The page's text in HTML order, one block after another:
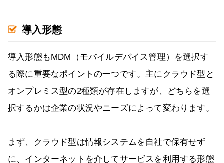
導入形態
導入形態もMDM（モバイルデバイス管理）を選択す
る際に重要なポイントの一つです。主にクラウド型と
オンプレミス型の2種類が存在しますが、どちらを選
択するかは企業の状況やニーズによって変わります。
まず、クラウド型は情報システムを自社で保有せず
に、インターネットを介してサービスを利用する形態